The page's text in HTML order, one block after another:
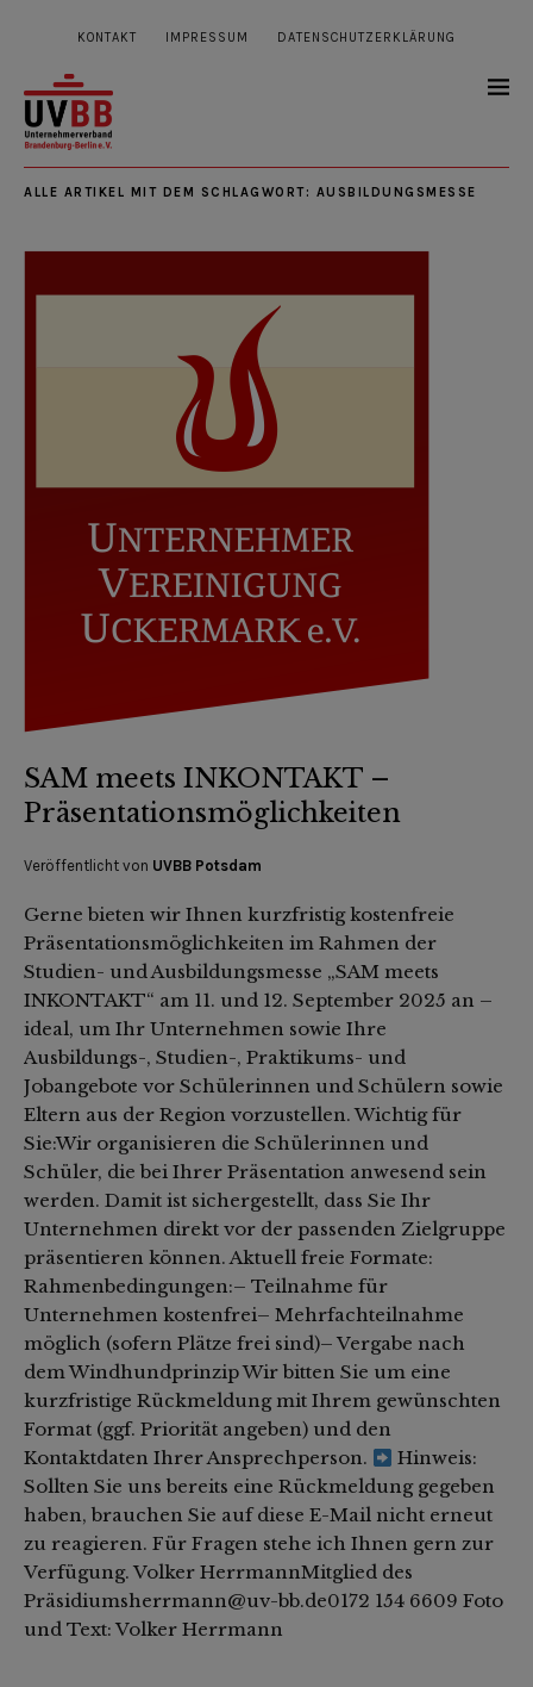
KONTAKT IMPRESSUM DATENSCHUTZERKLÄRUNG
ALLE ARTIKEL MIT DEM SCHLAGWORT: AUSBILDUNGSMESSE
SAM meets INKONTAKT –
Präsentationsmöglichkeiten
Veröffentlicht von UVBB Potsdam
Gerne bieten wir Ihnen kurzfristig kostenfreie
Präsentationsmöglichkeiten im Rahmen der
Studien- und Ausbildungsmesse „SAM meets
INKONTAKT“ am 11. und 12. September 2025 an –
ideal, um Ihr Unternehmen sowie Ihre
Ausbildungs-, Studien-, Praktikums- und
Jobangebote vor Schülerinnen und Schülern sowie
Eltern aus der Region vorzustellen. Wichtig für
Sie:Wir organisieren die Schülerinnen und
Schüler, die bei Ihrer Präsentation anwesend sein
werden. Damit ist sichergestellt, dass Sie Ihr
Unternehmen direkt vor der passenden Zielgruppe
präsentieren können. Aktuell freie Formate:
Rahmenbedingungen:– Teilnahme für
Unternehmen kostenfrei– Mehrfachteilnahme
möglich (sofern Plätze frei sind)– Vergabe nach
dem Windhundprinzip Wir bitten Sie um eine
kurzfristige Rückmeldung mit Ihrem gewünschten
Format (ggf. Priorität angeben) und den
Kontaktdaten Ihrer Ansprechperson.
Hinweis:
Sollten Sie uns bereits eine Rückmeldung gegeben
haben, brauchen Sie auf diese E-Mail nicht erneut
zu reagieren. Für Fragen stehe ich Ihnen gern zur
Verfügung. Volker HerrmannMitglied des
Präsidiumsherrmann@uv-bb.de0172 154 6609 Foto
und Text: Volker Herrmann